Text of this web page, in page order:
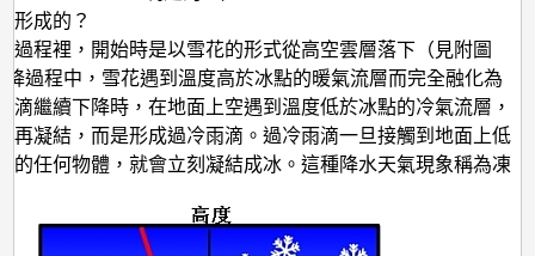
形成的？
過程裡，開始時是以雪花的形式從高空雲層落下（見附圖
降過程中，雪花遇到溫度高於冰點的暖氣流層而完全融化為
滴繼續下降時，在地面上空遇到溫度低於冰點的冷氣流層，
再凝結，而是形成過冷雨滴。過冷雨滴一旦接觸到地面上低
的任何物體，就會立刻凝結成冰。這種降水天氣現象稱為凍